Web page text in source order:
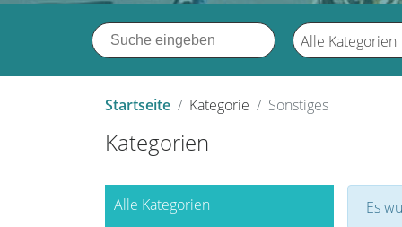
Alle Kategorien
Startseite Kategorie Sonstiges
Kategorien
Alle Kategorien
Es